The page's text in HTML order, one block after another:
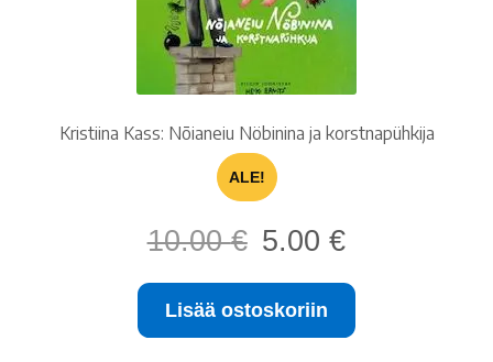
Kristiina Kass: Nõianeiu Nöbinina ja korstnapühkija
ALE!
10.00€
Alkuperäinen
oli:
10.00 €.
5.00€Nykyinen
on:
Lisää ostoskoriin